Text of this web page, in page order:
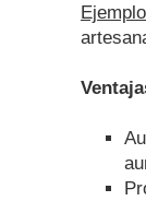
Ejemplo